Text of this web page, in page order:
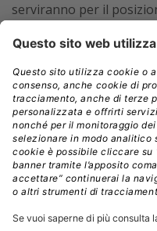
serviranno per il
ortopedico verrà
custom made. In sala
all’intervento grazie
centraggio radiologico
posizionamento delle
come è previsto dal
metodica, impiegata da
esperienza– spiega
errori umani correlati al